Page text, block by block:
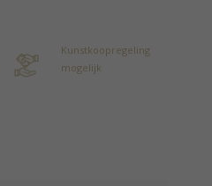
Kunstkoopregeling
mogelijk